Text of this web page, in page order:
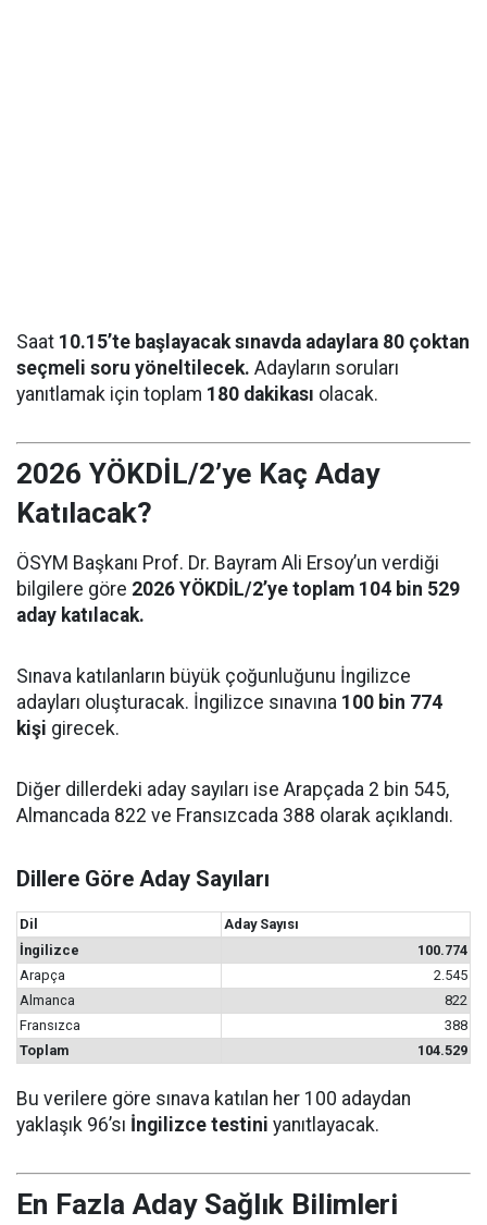
Saat 10.15’te başlayacak sınavda adaylara 80 çoktan
seçmeli soru yöneltilecek. Adayların soruları
yanıtlamak için toplam 180 dakikası olacak.
2026 YÖKDİL/2’ye Kaç Aday
Katılacak?
ÖSYM Başkanı Prof. Dr. Bayram Ali Ersoy’un verdiği
bilgilere göre 2026 YÖKDİL/2’ye toplam 104 bin 529
aday katılacak.
Sınava katılanların büyük çoğunluğunu İngilizce
adayları oluşturacak. İngilizce sınavına 100 bin 774
kişi girecek.
Diğer dillerdeki aday sayıları ise Arapçada 2 bin 545,
Almancada 822 ve Fransızcada 388 olarak açıklandı.
Dillere Göre Aday Sayıları
Dil
Aday Sayısı
İngilizce
100.774
Arapça
2.545
Almanca
822
Fransızca
388
Toplam
104.529
Bu verilere göre sınava katılan her 100 adaydan
yaklaşık 96’sı İngilizce testini yanıtlayacak.
En Fazla Aday Sağlık Bilimleri